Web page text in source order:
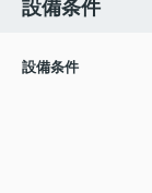
設備条件
設備条件